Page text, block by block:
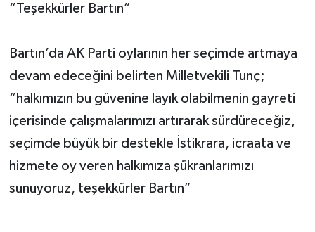
“Teşekkürler Bartın”
Bartın’da AK Parti oylarının her seçimde artmaya
devam edeceğini belirten Milletvekili Tunç;
“halkımızın bu güvenine layık olabilmenin gayreti
içerisinde çalışmalarımızı artırarak sürdüreceğiz,
seçimde büyük bir destekle İstikrara, icraata ve
hizmete oy veren halkımıza şükranlarımızı
sunuyoruz, teşekkürler Bartın”